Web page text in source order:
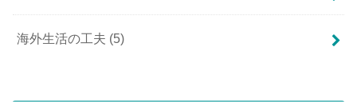
海外生活の工夫 (5)